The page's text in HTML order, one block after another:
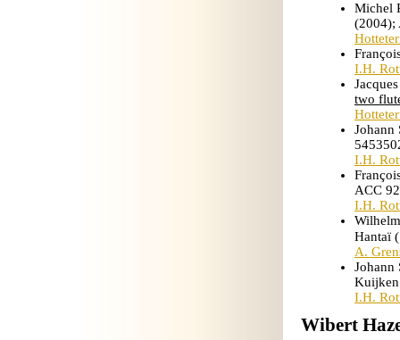
Michel
(2004);
I.H.
two
Johann
I.H.
ACC
I.H.
Hantaï
A.
Johann
Kuijken
I.H.
Wibert